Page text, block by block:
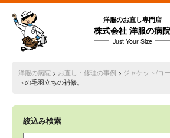
洋服のお直し専門店
株式会社 洋服の病院
Just Your Size
洋服の病院 > お直し・修理の事例 > ジャケット/コ
トの毛羽立ちの補修。
絞込み検索